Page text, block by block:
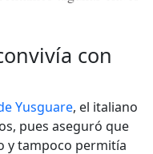
con
Yusguare, el italiano
pues aseguró que
y tampoco permitía